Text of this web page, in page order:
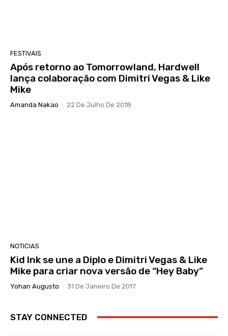
FESTIVAIS
Após retorno ao Tomorrowland, Hardwell
lança colaboração com Dimitri Vegas & Like
Mike
Amanda Nakao - 22 De Julho De 2018
NOTICIAS
Kid Ink se une a Diplo e Dimitri Vegas & Like
Mike para criar nova versão de “Hey Baby”
Yohan Augusto - 31 De Janeiro De 2017
STAY CONNECTED